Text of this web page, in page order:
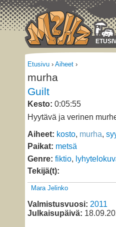
Etusivu › Aiheet ›
murha
Guilt
Kesto: 0:05:55
Hyytävä ja verinen
Aiheet: kosto, murha,
Paikat: metsä
Genre: fiktio,
Tekijä(t):
Mara Jelinko
Valmistusvuosi: 2011
Julkaisupäivä: